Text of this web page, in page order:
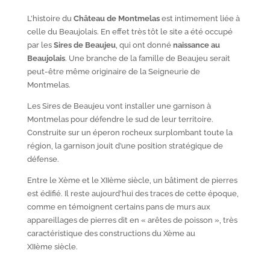
L’histoire duChâteau de Montmelasest intimement liée à
celle du Beaujolais. En effet très tôt le site a été occupé
par les Sires de Beaujeu, qui ont donné naissance au
Beaujolais. Une branche de la famille de Beaujeu serait
peut-être même originaire de la Seigneurie de
Montmelas.
Les Sires de Beaujeu vont installer une garnison à
Montmelas pour défendre le sud de leur territoire.
Construite sur un éperon rocheux surplombant toute la
région, la garnison jouit d’une position stratégique de
défense.
Entre le Xèmeet le XIIèmesiècle, un bâtiment de pierres
est édifié. Il reste aujourd’hui des traces de cette époque,
comme en témoignent certains pans de murs aux
appareillages de pierres dit en « arêtes de poisson », très
caractéristique des constructions du Xèmeau
XIIèmesiècle.